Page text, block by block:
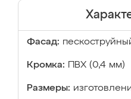
Фасад:
Кромка: ПВХ (0,4 мм)
Размеры: